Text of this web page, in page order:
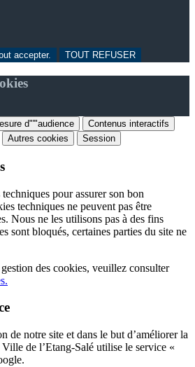
accepter.
TOUT REFUSER
d"'"audience
Contenus interactifs
Autres cookies Session
pour assurer son bon
techniques ne peuvent pas être
Nous ne les utilisons pas à des fins
sont bloqués, certaines parties du site ne
des cookies, veuillez consulter
de notre site et dans le but d’améliorer la
de l’Etang-Salé utilise le service «